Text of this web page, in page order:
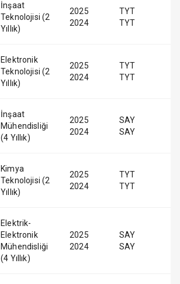
İnşaat
Teknolojisi (2
Yıllık)
2025
2024
TYT
TYT
Elektronik
Teknolojisi (2
Yıllık)
2025
2024
TYT
TYT
İnşaat
Mühendisliği
(4 Yıllık)
2025
2024
SAY
SAY
Kimya
Teknolojisi (2
Yıllık)
2025
2024
TYT
TYT
Elektrik-
Elektronik
Mühendisliği
(4 Yıllık)
2025
2024
SAY
SAY